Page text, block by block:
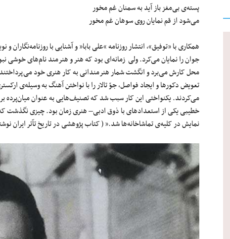
پسته‌ی بی‌مغز باز آید به سمنان غم مخور
می‌شود از قم نمایان روی سوهان غم مخور
همکاری با «توفیق»، انتشار روزنامه “علی بابا” و آشنایی با
جوان را نمایان می‌کرد. ولی زمانه‌ای بود که هنر و هنرمند نام‌های خوشی
محل کارش می‌برد و انگشت شمار هنرمندانی به کار هنری خود
تعویض دکورها و ایجاد فواصل، جوّ تالار را با نواختن آهنگ به وسیله‌ی
می‌کردند. یکنواختی این کار سبب شد که تصنیف‌هایی به عنوان میان‌پرده
خطیبی یکی از استعدادهای با ذوق ادبی– هنری زمان بود. چیزی نگذشت
نمایش در کلیه‌ی تماشاخانه‌ها شد.” ( کتاب پژوهشی در تاریخ تآتر ایران